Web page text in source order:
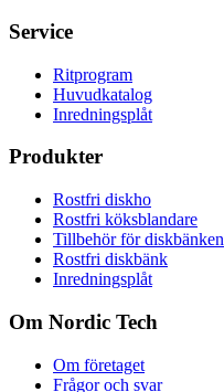
Service
Ritprogram
Huvudkatalog
Inredningsplåt
Produkter
Rostfri diskho
Rostfri köksblandare
Tillbehör för diskbänken
Rostfri diskbänk
Inredningsplåt
Om Nordic Tech
Om företaget
Frågor och svar